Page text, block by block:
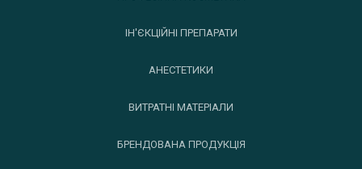
ІН'ЄКЦІЙНІ ПРЕПАРАТИ
АНЕСТЕТИКИ
ВИТРАТНІ МАТЕРІАЛИ
БРЕНДОВАНА ПРОДУКЦІЯ